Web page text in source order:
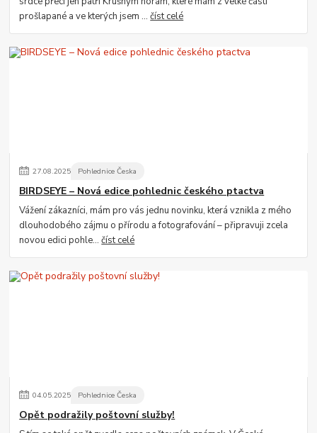
prošlapané a ve kterých jsem ...číst celé
27.08.2025 Pohlednice Česka
BIRDSEYE – Nová edice pohlednic českého ptactva
Vážení zákazníci, mám pro vás jednu novinku, která vznikla z mého
dlouhodobého zájmu o přírodu a fotografování – připravuji zcela
novou edici pohle...číst celé
04.05.2025 Pohlednice Česka
Opět podražily poštovní služby!